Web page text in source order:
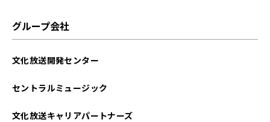
グループ会社
文化放送開発センター
セントラルミュージック
文化放送キャリアパートナーズ